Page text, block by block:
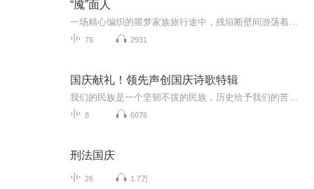
“魇”面人
76 2931
国庆献礼！领先声创国庆诗歌特辑
8 6076
刑法国庆
26 1.7万